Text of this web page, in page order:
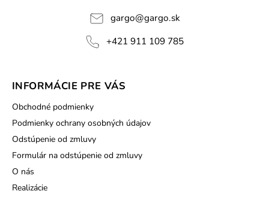
gargo@gargo.sk
+421 911 109 785
INFORMÁCIE PRE VÁS
Obchodné podmienky
Podmienky ochrany osobných údajov
Odstúpenie od zmluvy
Formulár na odstúpenie od zmluvy
O nás
Realizácie